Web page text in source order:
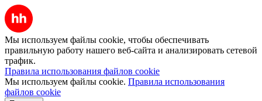
Мы используем файлы cookie, чтобы обеспечивать
правильную работу нашего веб-сайта и анализировать сетевой
трафик.
Правила использования файлов cookie
Мы используем файлы cookie. Правила использования
файлов cookie